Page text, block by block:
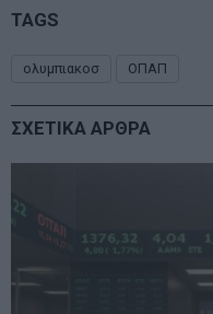
TAGS
ολυμπιακοσ ΟΠΑΠ
ΣΧΕΤΙΚΑ ΑΡΘΡΑ